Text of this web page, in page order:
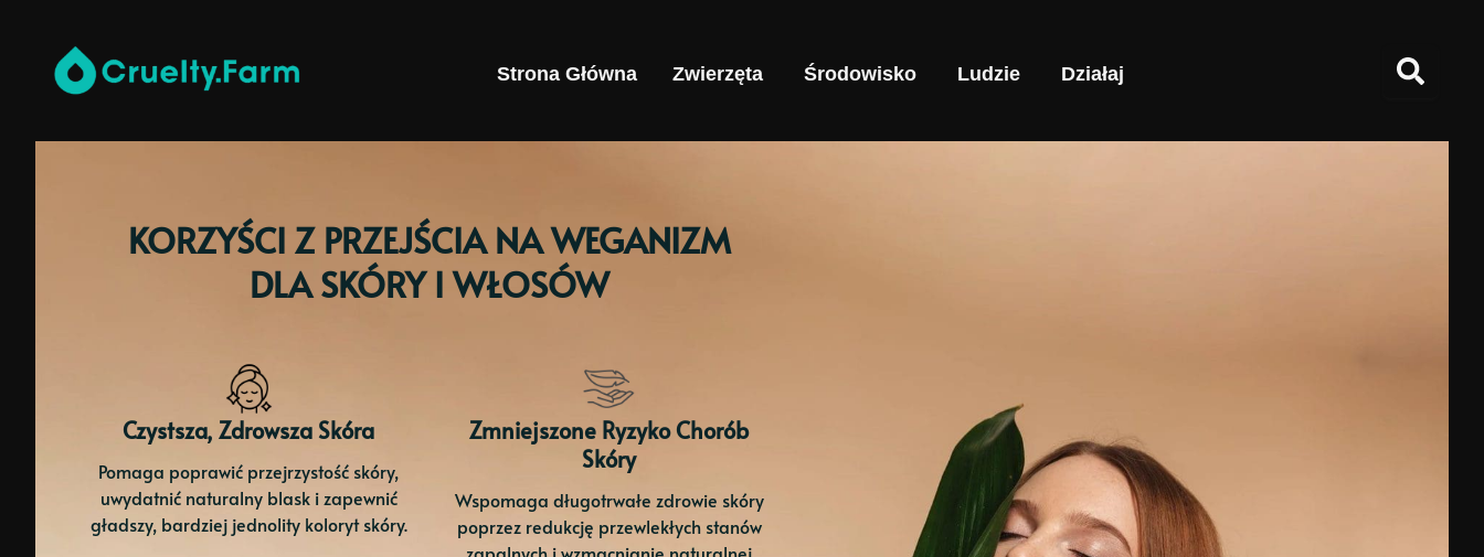
Strona Główna Zwierzęta Środowisko Ludzie Działaj
KORZYŚCI Z PRZEJŚCIA NA WEGANIZM
DLA SKÓRY I WŁOSÓW
Czystsza, Zdrowsza Skóra
Pomaga poprawić przejrzystość skóry,
uwydatnić naturalny blask i zapewnić
gładszy, bardziej jednolity koloryt skóry.
Zmniejszone Ryzyko Chorób
Skóry
Wspomaga długotrwałe zdrowie skóry
poprzez redukcję przewlekłych stanów